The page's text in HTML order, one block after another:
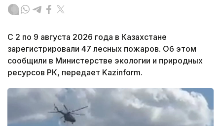
С 2 по 9 августа 2026 года в Казахстане
зарегистрировали 47 лесных пожаров. Об этом
сообщили в Министерстве экологии и природных
ресурсов РК, передает Kazinform.